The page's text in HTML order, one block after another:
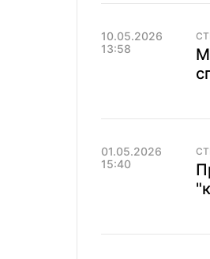
10.05.2026
13:58
01.05.2026
15:40